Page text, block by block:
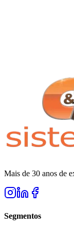
Mais de 30 anos de
Segmentos